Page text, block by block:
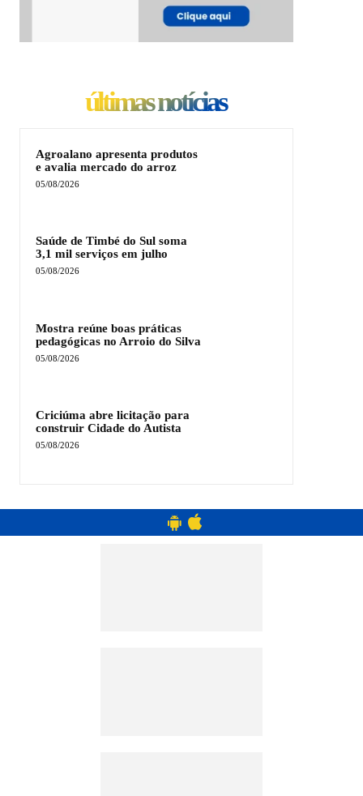
últimas notícias
Agroalano apresenta produtos
e avalia mercado do arroz
05/08/2026
Saúde de Timbé do Sul soma
3,1 mil serviços em julho
05/08/2026
Mostra reúne boas práticas
pedagógicas no Arroio do Silva
05/08/2026
Criciúma abre licitação para
construir Cidade do Autista
05/08/2026